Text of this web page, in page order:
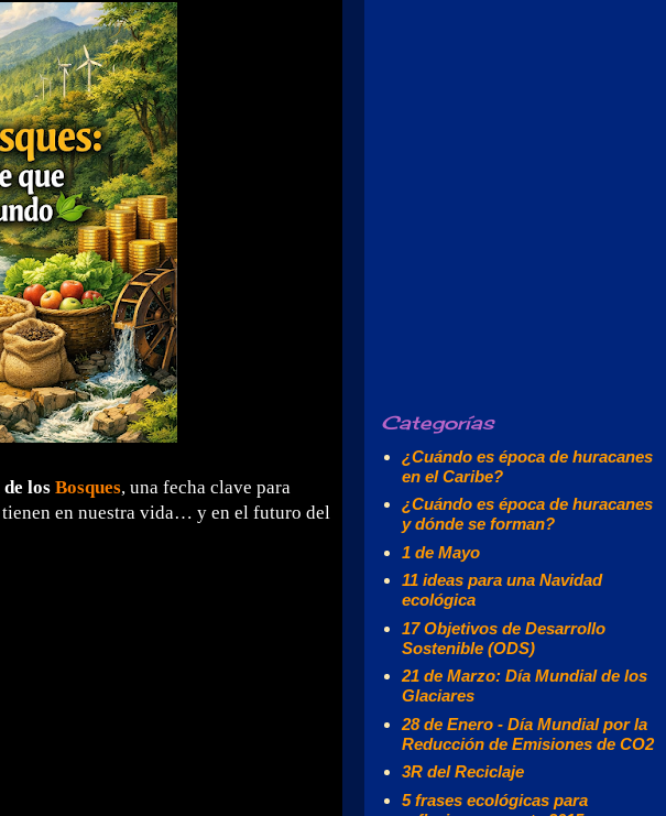
los Bosques, una fecha clave para
en nuestra vida… y en el futuro del
Categorías
¿Cuándo es época de huracanes
en el Caribe?
¿Cuándo es época de huracanes
y dónde se forman?
1 de Mayo
11 ideas para una Navidad
ecológica
17 Objetivos de Desarrollo
Sostenible (ODS)
21 de Marzo: Día Mundial de los
Glaciares
28 de Enero - Día Mundial por la
Reducción de Emisiones de CO2
3R del Reciclaje
5 frases ecológicas para